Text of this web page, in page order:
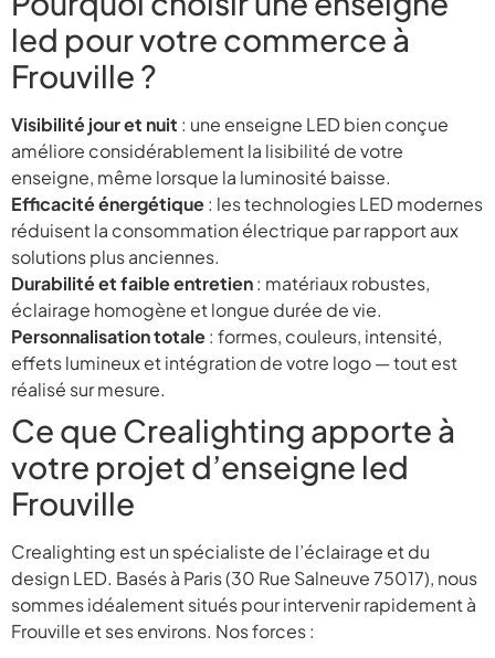
led pour votre commerce à
Frouville ?
Visibilité jour et nuit : une enseigne LED bien conçue
améliore considérablement la lisibilité de votre
enseigne, même lorsque la luminosité baisse.
Efficacité énergétique: les technologies LED modernes
réduisent la consommation électrique par rapport aux
solutions plus anciennes.
Durabilité et faible entretien: matériaux robustes,
éclairage homogène et longue durée de vie.
Personnalisation totale: formes, couleurs, intensité,
effets lumineux et intégration de votre logo — tout est
réalisé sur mesure.
Ce que Crealighting apporte à
votre projet d’enseigne led
Frouville
Crealighting est un spécialiste de l’éclairage et du
design LED. Basés à Paris (30 Rue Salneuve 75017), nous
sommes idéalement situés pour intervenir rapidement à
Frouville et ses environs. Nos forces :